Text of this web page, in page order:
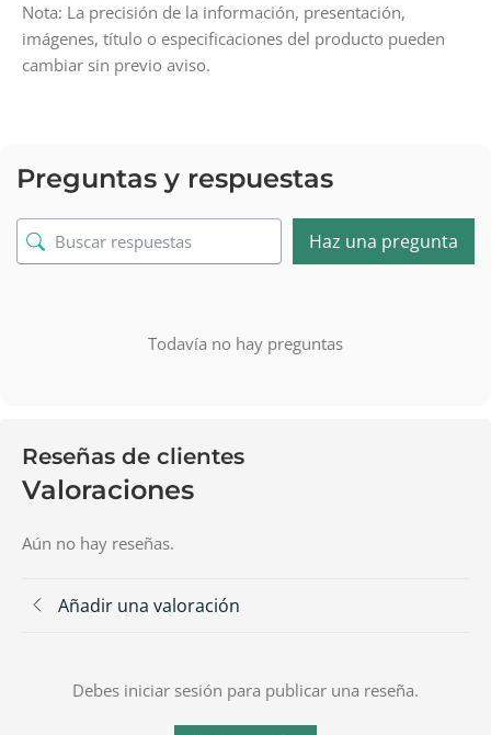
Nota: La precisión de la información, presentación,
imágenes, título o especificaciones del producto pueden
cambiar sin previo aviso.
Preguntas y respuestas
Haz una pregunta
Todavía no hay preguntas
Reseñas de clientes
Valoraciones
Aún no hay reseñas.
Añadir una valoración
Debes iniciar sesión para publicar una reseña.